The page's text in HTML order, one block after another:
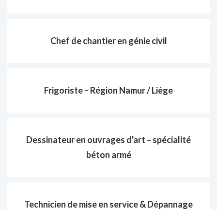
Chef de chantier en génie civil
Frigoriste – Région Namur / Liège
Dessinateur en ouvrages d'art – spécialité
béton armé
Technicien de mise en service & Dépannage